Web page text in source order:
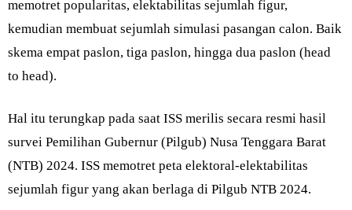
memotret popularitas, elektabilitas sejumlah figur,
kemudian membuat sejumlah simulasi pasangan calon. Baik
skema empat paslon, tiga paslon, hingga dua paslon (head
to head).
Hal itu terungkap pada saat ISS merilis secara resmi hasil
survei Pemilihan Gubernur (Pilgub) Nusa Tenggara Barat
(NTB) 2024. ISS memotret peta elektoral-elektabilitas
sejumlah figur yang akan berlaga di Pilgub NTB 2024.